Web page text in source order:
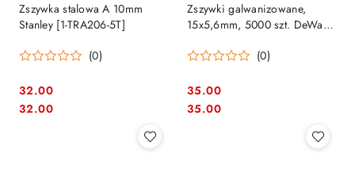
Zszywka stalowa A 10mm
Stanley [1-TRA206-5T]
(0)
Cena:
32.00
Cena:
32.00
Zszywki galwanizowane,
15x5,6mm, 5000 szt. DeWalt
(0)
Cena:
35.00
Cena:
35.00